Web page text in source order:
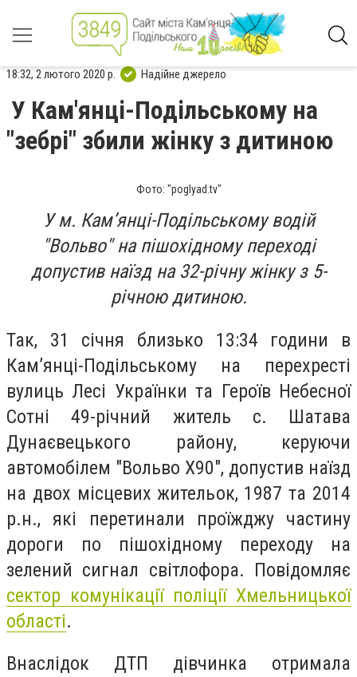
18:32, 2 лютого 2020 р. Надійне джерело
У Кам'янці-Подільському на
"зебрі" збили жінку з дитиною
Фото: "poglyad.tv"
У м. Кам’янці-Подільському водій
"Вольво" на пішохідному переході
допустив наїзд на 32-річну жінку з 5-
річною дитиною.
Так, 31 січня близько 13:34 години в
Кам’янці-Подільському на перехресті
вулиць Лесі Українки та Героїв Небесної
Сотні 49-річний житель с. Шатава
Дунаєвецького району, керуючи
автомобілем "Вольво Х90", допустив наїзд
на двох місцевих жительок, 1987 та 2014
р.н., які перетинали проїжджу частину
дороги по пішохідному переходу на
зелений сигнал світлофора. Повідомляє
сектор комунікації поліції Хмельницької
області.
Внаслідок ДТП дівчинка отримала